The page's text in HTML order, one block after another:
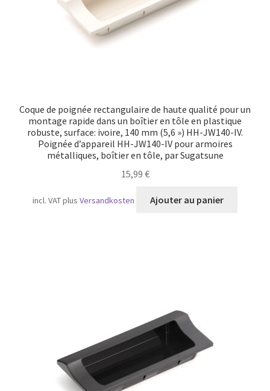
Coque de poignée rectangulaire de haute qualité pour un
montage rapide dans un boîtier en tôle en plastique
robuste, surface: ivoire, 140 mm (5,6 ») HH-JW140-IV.
Poignée d’appareil HH-JW140-IV pour armoires
métalliques, boîtier en tôle, par Sugatsune
15,99 €
incl. VATplusVersandkosten Ajouter au panier